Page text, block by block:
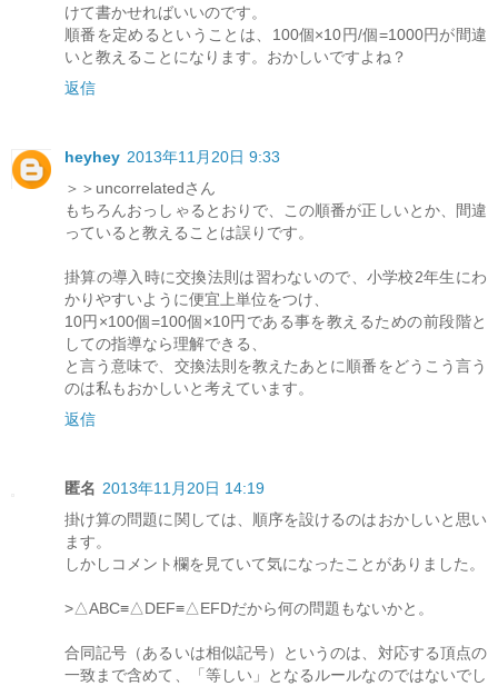
けて書かせればいいのです。
順番を定めるということは、100個×10円/個=1000円が間違
いと教えることになります。おかしいですよね？
返信
heyhey 2013年11月20日 9:33
＞＞uncorrelatedさん
もちろんおっしゃるとおりで、この順番が正しいとか、間違
っていると教えることは誤りです。
掛算の導入時に交換法則は習わないので、小学校2年生にわ
かりやすいように便宜上単位をつけ、
10円×100個=100個×10円である事を教えるための前段階と
しての指導なら理解できる、
と言う意味で、交換法則を教えたあとに順番をどうこう言う
のは私もおかしいと考えています。
返信
匿名 2013年11月20日 14:19
掛け算の問題に関しては、順序を設けるのはおかしいと思い
ます。
しかしコメント欄を見ていて気になったことがありました。
>△ABC≡△DEF≡△EFDだから何の問題もないかと。
合同記号（あるいは相似記号）というのは、対応する頂点の
一致まで含めて、「等しい」となるルールなのではないでし